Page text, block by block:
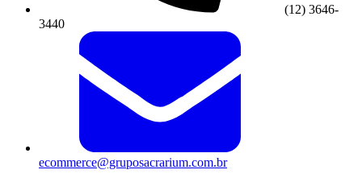
(12) 3646-
3440
ecommerce@gruposacrarium.com.br